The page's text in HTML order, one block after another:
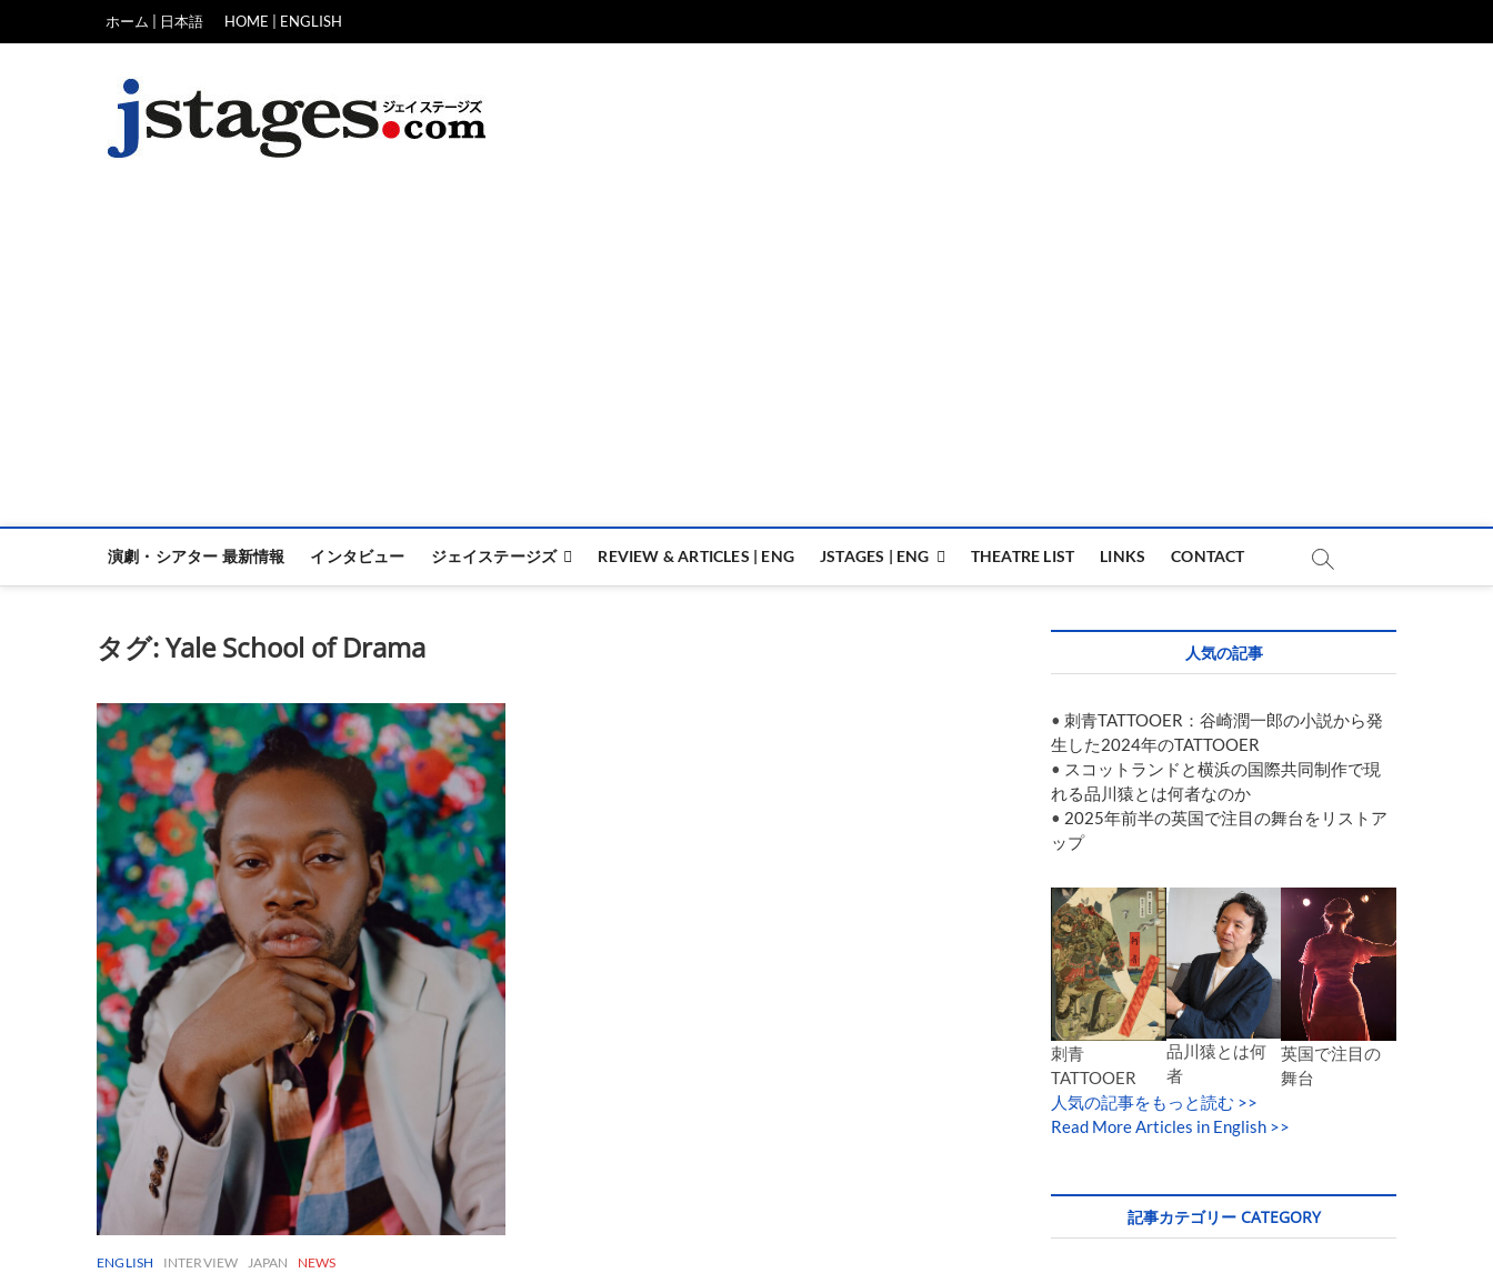
ホーム | 日本語 HOME | ENGLISH
演劇・シアター 最新情報 インタビュー ジェイステージズ REVIEW & ARTICLES | ENG JSTAGES | ENG THEATRE LIST LINKS CONTACT
タグ:Yale School of Drama
ENGLISH INTERVIEW JAPAN NEWS
人気の記事
• 刺青TATTOOER：谷崎潤一郎の小説から発
生した2024年のTATTOOER
• スコットランドと横浜の国際共同制作で現
れる品川猿とは何者なのか
• 2025年前半の英国で注目の舞台をリストア
ップ
刺青
TATTOOER
品川猿とは何
者
英国で注目の
舞台
人気の記事をもっと読む >>
Read More Articles in English >>
記事カテゴリー CATEGORY